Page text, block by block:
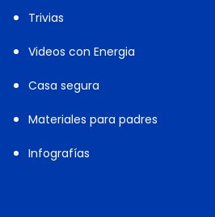
Trivias
Videos con Energia
Casa segura
Materiales para padres
Infografías